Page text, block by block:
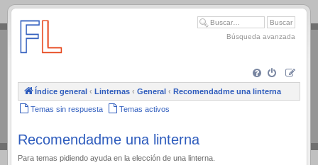
.
Búsqueda avanzada
Índice general ‹ Linternas ‹ General ‹ Recomendadme una linterna
Temas sin respuesta Temas activos
Recomendadme una linterna
Para temas pidiendo ayuda en la elección de una linterna.